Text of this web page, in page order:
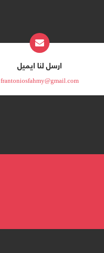
ارسل لنا ايميل
frantoniosfahmy@gmail.com